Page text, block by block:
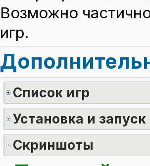
Возможно
игр.
Список игр
Установка и запуск
Скриншоты